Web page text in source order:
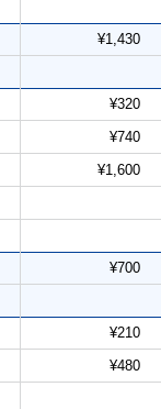
¥1,430
¥320
¥740
¥1,600
¥700
¥210
¥480